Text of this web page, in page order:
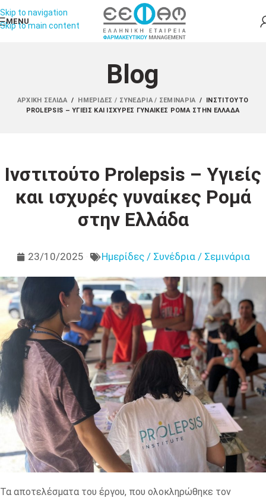
Skip to navigation
Skip to main content
MENU
Blog
ΑΡΧΙΚΉ ΣΕΛΊΔΑ / ΗΜΕΡΊΔΕΣ / ΣΥΝΈΔΡΙΑ / ΣΕΜΙΝΆΡΙΑ /
ΙΝΣΤΙΤΟΎΤΟ
PROLEPSIS – ΥΓΙΕΊΣ ΚΑΙ ΙΣΧΥΡΈΣ ΓΥΝΑΊΚΕΣ ΡΟΜΆ ΣΤΗΝ ΕΛΛΆΔΑ
Ινστιτούτο Prolepsis – Υγιείς
και ισχυρές γυναίκες Ρομά
στην Ελλάδα
23/10/2025 Ημερίδες / Συνέδρια / Σεμινάρια
Τα αποτελέσματα του έργου, που ολοκληρώθηκε τον